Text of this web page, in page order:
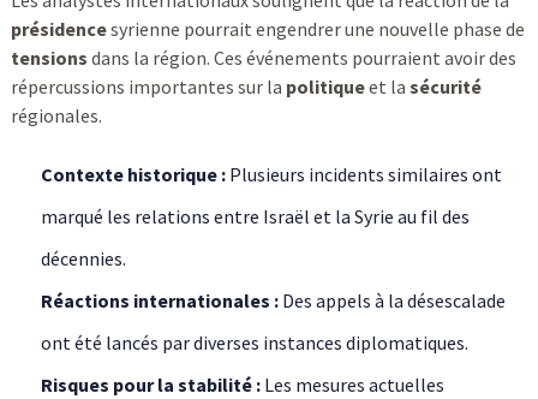
présidencesyrienne pourrait engendrer une nouvelle phase de
tensions dans la région. Ces événements pourraient avoir des
répercussions importantes sur la politiqueet la sécurité
régionales.
Contexte historique :Plusieurs incidents similaires ont
marqué les relations entre Israël et la Syrie au fil des
décennies.
Réactions internationales :Des appels à la désescalade
ont été lancés par diverses instances diplomatiques.
Risques pour la stabilité :Les mesures actuelles